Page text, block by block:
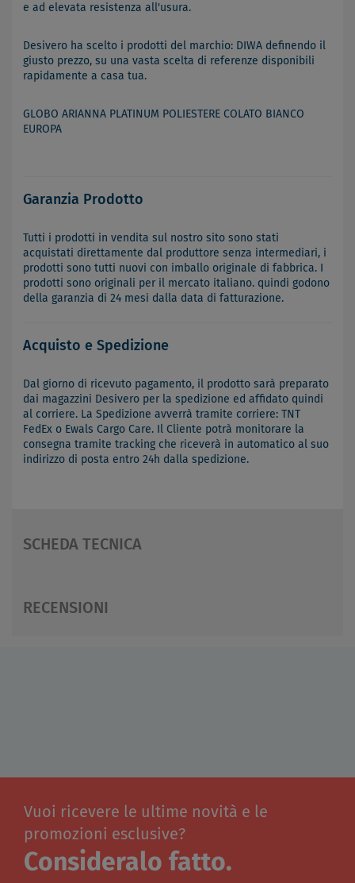
e ad elevata resistenza all'usura.
Desivero ha scelto i prodotti del marchio: DIWA definendo il
giusto prezzo, su una vasta scelta di referenze disponibili
rapidamente a casa tua.
GLOBO ARIANNA PLATINUM POLIESTERE COLATO BIANCO
EUROPA
Garanzia Prodotto
Tutti i prodotti in vendita sul nostro sito sono stati
acquistati direttamente dal produttore senza intermediari, i
prodotti sono tutti nuovi con imballo originale di fabbrica. I
prodotti sono originali per il mercato italiano. quindi godono
della garanzia di 24 mesi dalla data di fatturazione.
Acquisto e Spedizione
Dal giorno di ricevuto pagamento, il prodotto sarà preparato
dai magazzini Desivero per la spedizione ed affidato quindi
al corriere. La Spedizione avverrà tramite corriere: TNT
FedEx o Ewals Cargo Care. Il Cliente potrà monitorare la
consegna tramite tracking che riceverà in automatico al suo
indirizzo di posta entro 24h dalla spedizione.
SCHEDA TECNICA
RECENSIONI
Vuoi ricevere le ultime novità e le
promozioni esclusive?
Consideralo fatto.